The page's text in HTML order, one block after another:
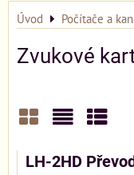
Úvod Počítače a
Zvukové
Mřížka
LH-2HD